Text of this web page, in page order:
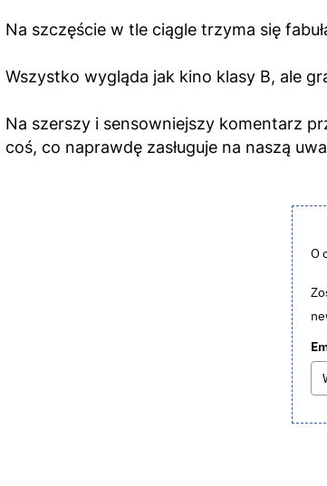
Na szczęście w tle ciągle trzyma się
Wszystko wygląda jak kino klasy B, ale
Na szerszy i sensowniejszy komentarz
coś, co naprawdę zasługuje na naszą
O